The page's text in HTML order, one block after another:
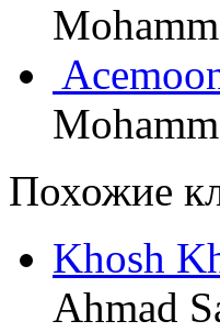
Похожие
Khosh
Ahmad